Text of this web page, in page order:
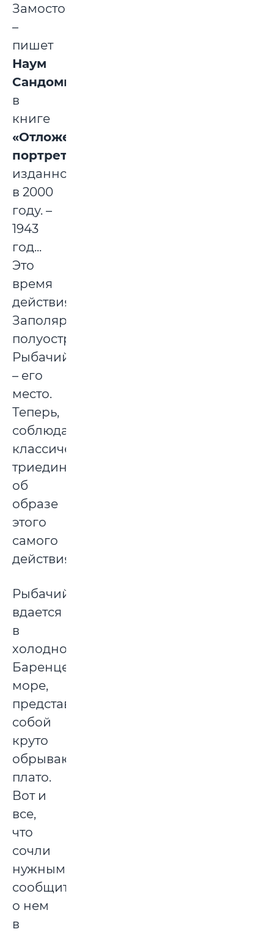
Замосточья,
–
пишет
Наум
Сандомирский
в
книге
«Отложенный
портрет»
изданной
в 2000
году. –
1943
год...
Это
время
действия.
Заполярье,
полуостров
Рыбачий
– его
место.
Теперь,
соблюдая
классическое
триединство,
об
образе
этого
самого
действия.
Рыбачий
вдается
в
холодное
Баренцево
море,
представляя
собой
круто
обрывающееся
плато.
Вот и
все,
что
сочли
нужным
сообщить
о нем
в